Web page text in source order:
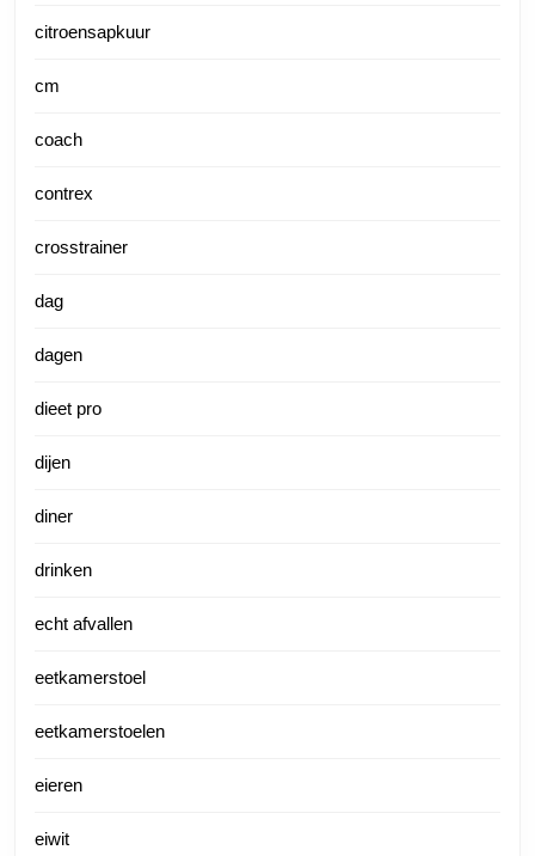
citroensapkuur
cm
coach
contrex
crosstrainer
dag
dagen
dieet pro
dijen
diner
drinken
echt afvallen
eetkamerstoel
eetkamerstoelen
eieren
eiwit